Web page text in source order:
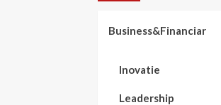
Business&Financiar
Inovatie
Leadership